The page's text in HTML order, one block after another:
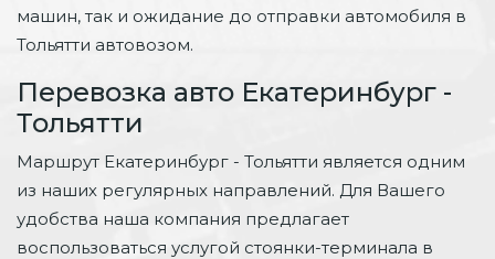
машин, так и ожидание до отправки автомобиля в
Тольятти автовозом.
Перевозка авто Екатеринбург -
Тольятти
Маршрут Екатеринбург - Тольятти является одним
из наших регулярных направлений. Для Вашего
удобства наша компания предлагает
воспользоваться услугой стоянки-терминала в